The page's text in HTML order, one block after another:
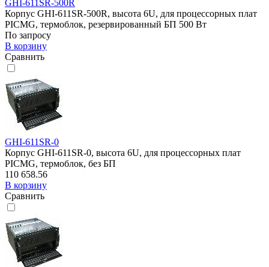
GHI-611SR-500R
Корпус GHI-611SR-500R, высота 6U, для процессорных плат
PICMG, термоблок, резервированный БП 500 Вт
По запросу
В корзину
Сравнить
GHI-611SR-0
Корпус GHI-611SR-0, высота 6U, для процессорных плат
PICMG, термоблок, без БП
110 658.56
В корзину
Сравнить